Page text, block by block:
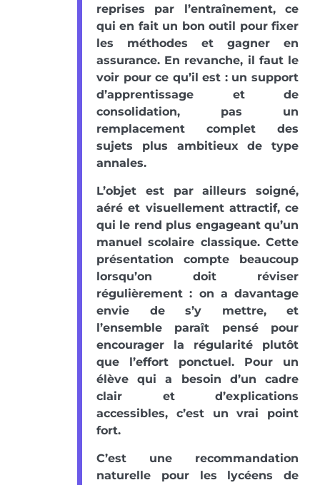
reprises par l’entraînement, ce
qui en fait un bon outil pour fixer
les méthodes et gagner en
assurance. En revanche, il faut le
voir pour ce qu’il est : un support
d’apprentissage et de
consolidation, pas un
remplacement complet des
sujets plus ambitieux de type
annales.
L’objet est par ailleurs soigné,
aéré et visuellement attractif, ce
qui le rend plus engageant qu’un
manuel scolaire classique. Cette
présentation compte beaucoup
lorsqu’on doit réviser
régulièrement : on a davantage
envie de s’y mettre, et
l’ensemble paraît pensé pour
encourager la régularité plutôt
que l’effort ponctuel. Pour un
élève qui a besoin d’un cadre
clair et d’explications
accessibles, c’est un vrai point
fort.
C’est une recommandation
naturelle pour les lycéens de